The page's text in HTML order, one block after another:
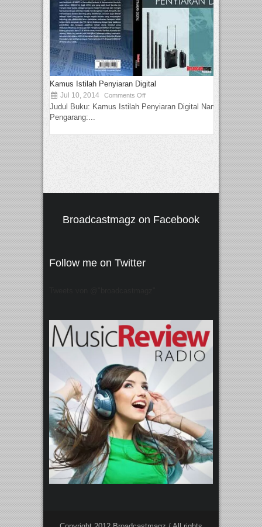
Kamus Istilah Penyiaran Digital
Jul 10, 2014 Comments Off
Judul Buku: Kamus Istilah Penyiaran Digital Nama
Pengarang:...
Broadcastmagz on Facebook
Follow me on Twitter